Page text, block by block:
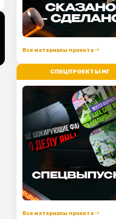
Все материалы проекта
СПЕЦПРОЕКТЫ МГ
Все материалы проекта